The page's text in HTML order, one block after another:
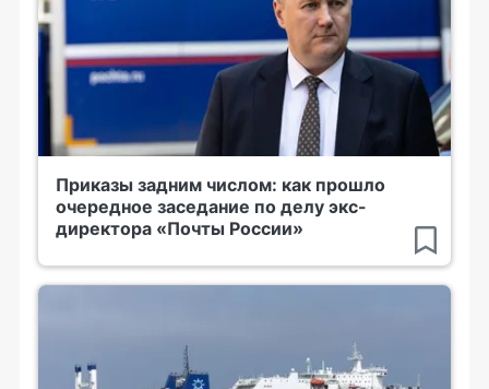
Приказы задним числом: как прошло
очередное заседание по делу экс-
директора «Почты России»